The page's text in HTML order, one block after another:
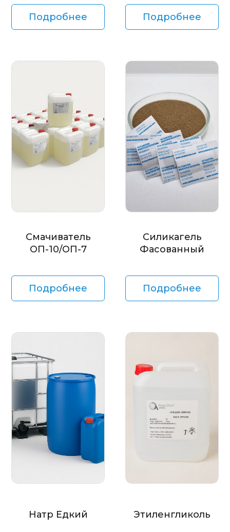
Подробнее Подробнее
Смачиватель
ОП-10/ОП-7
Подробнее
Силикагель
Фасованный
Подробнее
Натр Едкий Этиленгликоль